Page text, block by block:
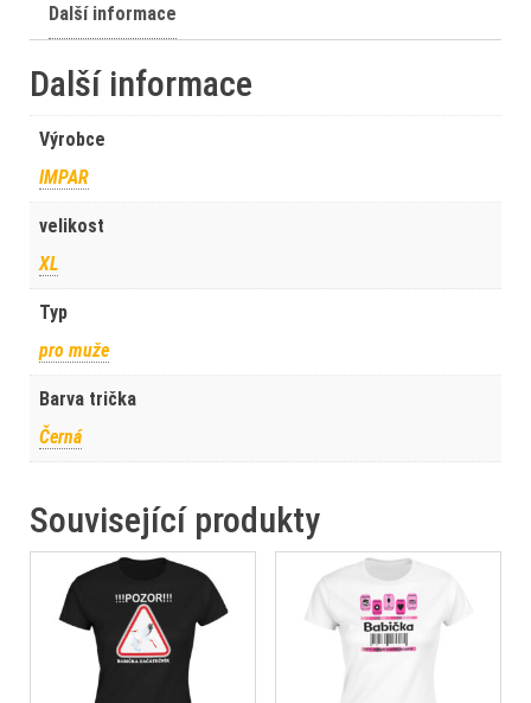
Další informace
Další informace
Výrobce
IMPAR
velikost
XL
Typ
pro muže
Barva trička
Černá
Související produkty